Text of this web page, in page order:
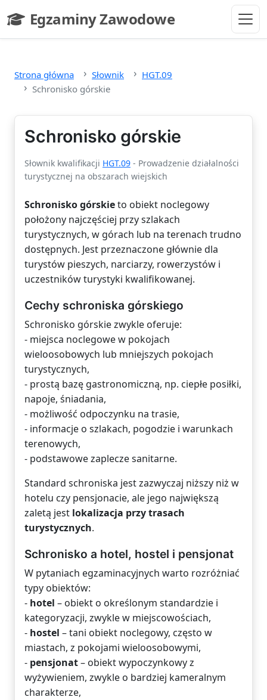
Egzaminy Zawodowe
- strona główna
Strona główna Słownik
HGT.09
Schronisko górskie
Schronisko górskie
Słownik kwalifikacji HGT.09 - Prowadzenie działalności
turystycznej na obszarach wiejskich
Schronisko górskieto obiekt noclegowy
położony najczęściej przy szlakach
turystycznych, w górach lub na terenach trudno
dostępnych. Jest przeznaczone głównie dla
turystów pieszych, narciarzy, rowerzystów i
uczestników turystyki kwalifikowanej.
Cechy schroniska górskiego
Schronisko górskie zwykle oferuje:
- miejsca noclegowe w pokojach
wieloosobowych lub mniejszych pokojach
turystycznych,
- prostą bazę gastronomiczną, np. ciepłe posiłki,
napoje, śniadania,
- możliwość odpoczynku na trasie,
- informacje o szlakach, pogodzie i warunkach
terenowych,
- podstawowe zaplecze sanitarne.
Standard schroniska jest zazwyczaj niższy niż w
hotelu czy pensjonacie, ale jego największą
zaletą jest lokalizacja przy trasach
turystycznych.
Schronisko a hotel, hostel i pensjonat
W pytaniach egzaminacyjnych warto rozróżniać
typy obiektów:
- hotel – obiekt o określonym standardzie i
kategoryzacji, zwykle w miejscowościach,
- hostel – tani obiekt noclegowy, często w
miastach, z pokojami wieloosobowymi,
- pensjonat– obiekt wypoczynkowy z
wyżywieniem, zwykle o bardziej kameralnym
charakterze,